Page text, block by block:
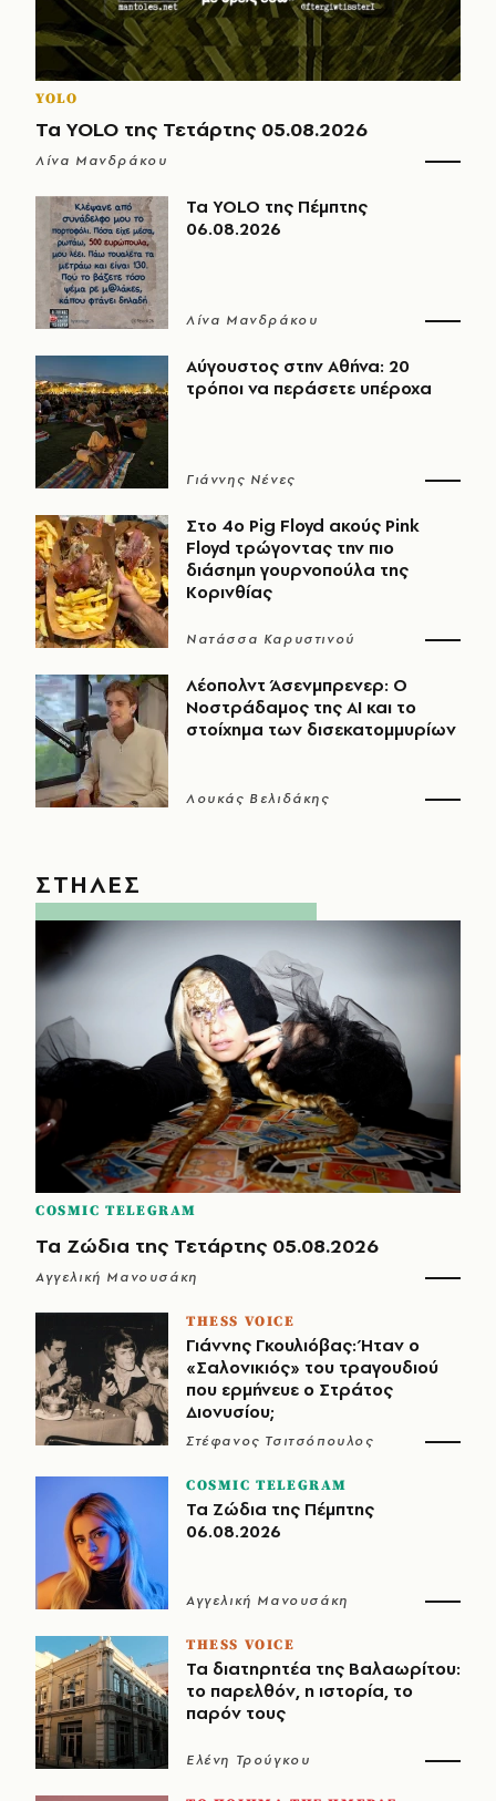
YOLO
Τα YOLO της Τετάρτης 05.08.2026
Λίνα Μανδράκου
Τα YOLO της Πέμπτης
06.08.2026
Λίνα Μανδράκου
Αύγουστος στην Αθήνα: 20
τρόποι να περάσετε υπέροχα
Γιάννης Νένες
Στο 4ο Pig Floyd ακούς Pink
Floyd τρώγοντας την πιο
διάσημη γουρνοπούλα της
Κορινθίας
Νατάσσα Καρυστινού
Λέοπολντ Άσενμπρενερ: Ο
Νοστράδαμος της AI και το
στοίχημα των δισεκατομμυρίων
Λουκάς Βελιδάκης
ΣΤΗΛΕΣ
COSMIC TELEGRAM
Τα Ζώδια της Τετάρτης 05.08.2026
Αγγελική Μανουσάκη
THESS VOICE
Γιάννης Γκουλιόβας: Ήταν ο
«Σαλονικιός» του τραγουδιού
που ερμήνευε ο Στράτος
Διονυσίου;
Στέφανος Τσιτσόπουλος
COSMIC TELEGRAM
Τα Ζώδια της Πέμπτης
06.08.2026
Αγγελική Μανουσάκη
THESS VOICE
Τα διατηρητέα της Βαλαωρίτου:
το παρελθόν, η ιστορία, το
παρόν τους
Ελένη Τρούγκου